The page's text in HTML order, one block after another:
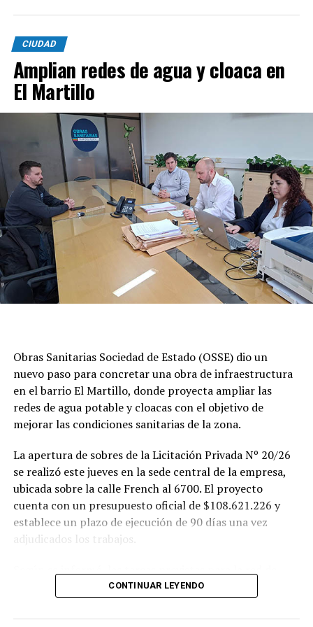
CIUDAD
Amplian redes de agua y cloaca en
El Martillo
Obras Sanitarias Sociedad de Estado (OSSE) dio un
nuevo paso para concretar una obra de infraestructura
en el barrio El Martillo, donde proyecta ampliar las
redes de agua potable y cloacas con el objetivo de
mejorar las condiciones sanitarias de la zona.
La apertura de sobres de la Licitación Privada Nº 20/26
se realizó este jueves en la sede central de la empresa,
ubicada sobre la calle French al 6700. El proyecto
cuenta con un presupuesto oficial de $108.621.226 y
establece un plazo de ejecución de 90 días una vez
adjudicados los trabajos.
agua potable incluyen la colocación de unos 355 metros
ejecución de 29 conexiones domiciliarias. Los trabajos se
CONTINUAR LEYENDO